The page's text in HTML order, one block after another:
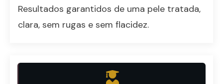
Resultados garantidos de uma pele tratada,
clara, sem rugas e sem flacidez.